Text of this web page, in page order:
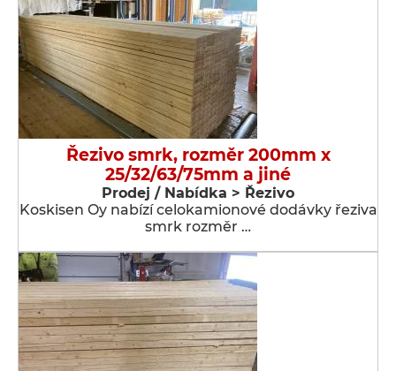
Řezivo smrk, rozměr 200mm x
25/32/63/75mm a jiné
Prodej / Nabídka > Řezivo
Koskisen Oy nabízí celokamionové dodávky řeziva
smrk rozměr …